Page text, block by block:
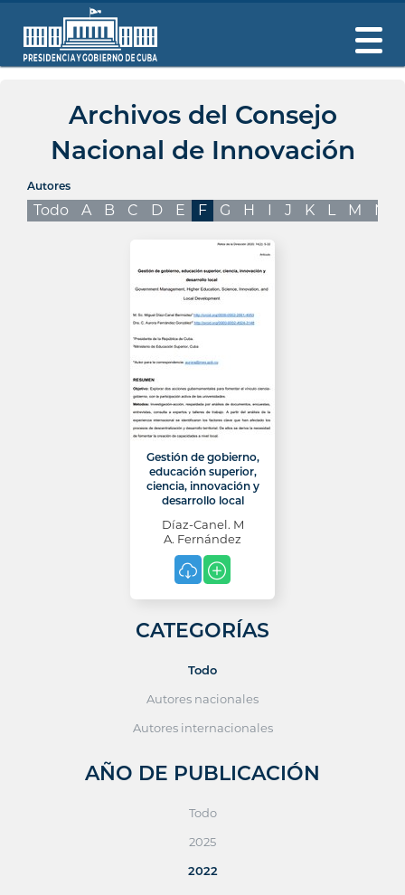
Archivos del Consejo
Nacional de Innovación
Autores
Todo A B C D E F G H I J K L M N
Gestión de gobierno,
educación superior,
ciencia, innovación y
desarrollo local
Díaz-Canel. M
A. Fernández
CATEGORÍAS
Todo
Autores nacionales
Autores internacionales
AÑO DE PUBLICACIÓN
Todo
2025
2022